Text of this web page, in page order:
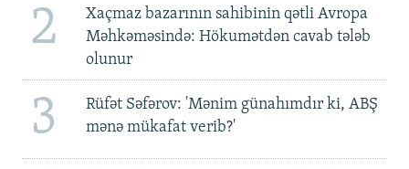
2
Xaçmaz bazarının sahibinin qətli Avropa
Məhkəməsində: Hökumətdən cavab tələb
olunur
3
Rüfət Səfərov: 'Mənim günahımdır ki, ABŞ
mənə mükafat verib?'